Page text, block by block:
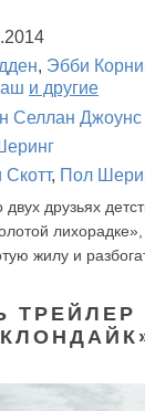
, Эбби
и другие
Селлан Джоунс
Скотт, Пол
друзьях
жилу и
ТРЕЙЛЕР